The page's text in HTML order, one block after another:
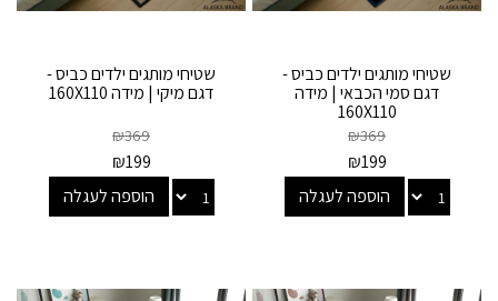
שטיחי מותגים ילדים כביס -
דגם סמי הכבאי | מידה
160X110
₪369
₪199
הוספה לעגלה
שטיחי מותגים ילדים כביס -
דגם מיקי | מידה 160X110
₪369
₪199
הוספה לעגלה